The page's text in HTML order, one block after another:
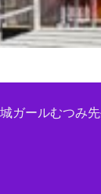
ガールむつみ